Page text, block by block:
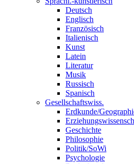
Deutsch
Englisch
Französisch
Italienisch
Kunst
Latein
Literatur
Musik
Russisch
Spanisch
Gesellschaftswiss.
Erdkunde/
Geschichte
Philosophie
Politik/SoWi
Psychologie